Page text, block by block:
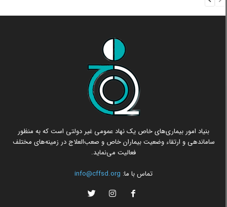
بنیاد امور بیماری‌های خاص یک نهاد عمومی غیر دولتی است که به منظور
ساماندهی و ارتقاء وضعیت بیماران خاص و صعب‌العلاج در زمینه‌های مختلف
فعالیت می‌نماید.
تماس با ما: info@cffsd.org